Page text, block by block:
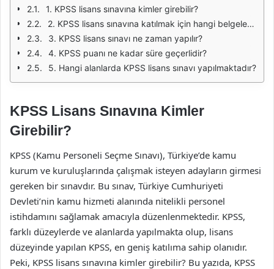
1. KPSS lisans sınavına kimler girebilir?
2. KPSS lisans sınavına katılmak için hangi belgeler gereklidir?
3. KPSS lisans sınavı ne zaman yapılır?
4. KPSS puanı ne kadar süre geçerlidir?
5. Hangi alanlarda KPSS lisans sınavı yapılmaktadır?
KPSS Lisans Sınavına Kimler
Girebilir?
KPSS (Kamu Personeli Seçme Sınavı), Türkiye’de kamu
kurum ve kuruluşlarında çalışmak isteyen adayların girmesi
gereken bir sınavdır. Bu sınav, Türkiye Cumhuriyeti
Devleti’nin kamu hizmeti alanında nitelikli personel
istihdamını sağlamak amacıyla düzenlenmektedir. KPSS,
farklı düzeylerde ve alanlarda yapılmakta olup, lisans
düzeyinde yapılan KPSS, en geniş katılıma sahip olanıdır.
Peki, KPSS lisans sınavına kimler girebilir? Bu yazıda, KPSS